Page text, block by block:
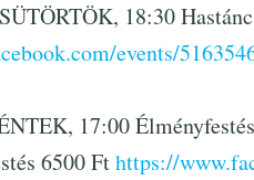
18:30
events/
17:00
6500 Fthttps://